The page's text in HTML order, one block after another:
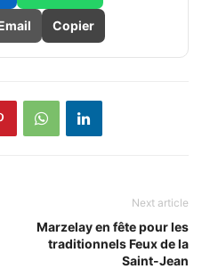
Copier
Next article
Marzelay en fête pour les
traditionnels Feux de la
Saint-Jean